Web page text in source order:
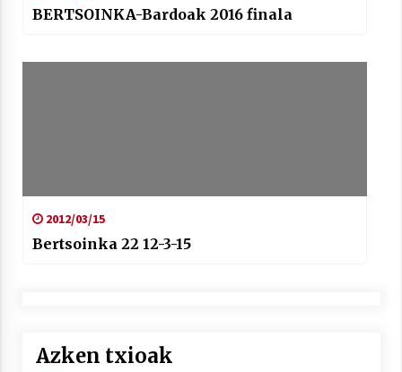
BERTSOINKA-Bardoak 2016 finala
2012/03/15
Bertsoinka 22 12-3-15
Azken txioak